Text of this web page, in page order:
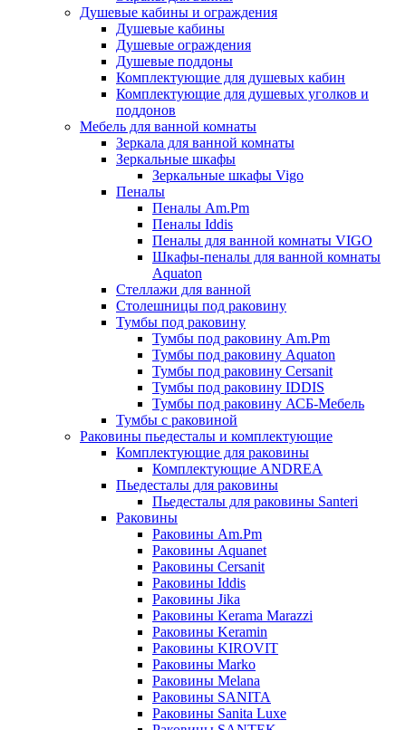
Душевые кабины и ограждения
Душевые кабины
Душевые ограждения
Душевые поддоны
Комплектующие для душевых кабин
Комплектующие для душевых уголков и
поддонов
Мебель для ванной комнаты
Зеркала для ванной комнаты
Зеркальные шкафы
Зеркальные шкафы Vigo
Пеналы
Пеналы Am.Pm
Пеналы Iddis
Пеналы для ванной комнаты VIGO
Шкафы-пеналы для ванной комнаты
Aquaton
Стеллажи для ванной
Столешницы под раковину
Тумбы под раковину
Тумбы под раковину Am.Pm
Тумбы под раковину Aquaton
Тумбы под раковину Cersanit
Тумбы под раковину IDDIS
Тумбы под раковину АСБ-Мебель
Тумбы с раковиной
Раковины пьедесталы и комплектующие
Комплектующие для раковины
Комплектующие ANDREA
Пьедесталы для раковины
Пьедесталы для раковины Santeri
Раковины
Раковины Am.Pm
Раковины Aquanet
Раковины Cersanit
Раковины Iddis
Раковины Jika
Раковины Kerama Marazzi
Раковины Keramin
Раковины KIROVIT
Раковины Marko
Раковины Melana
Раковины SANITA
Раковины Sanita Luxe